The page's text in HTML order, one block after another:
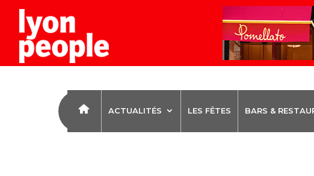
ACTUALITÉS LES FÊTES BARS &